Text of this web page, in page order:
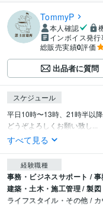
TommyP
本人確認
インボイス発
総販売実績0評価
出品者に質問
スケジュール
平日10時〜13時、21時半以降
どうぞよろしくお願い致し...
すべて見る
経験職種
事務・ビジネスサポート / 事
建築・土木・施工管理 / 製
ライフスタイル・その他 /